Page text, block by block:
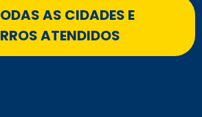
AS CIDADES E
ATENDIDOS